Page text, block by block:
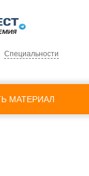
Специальности
МАТЕРИАЛ